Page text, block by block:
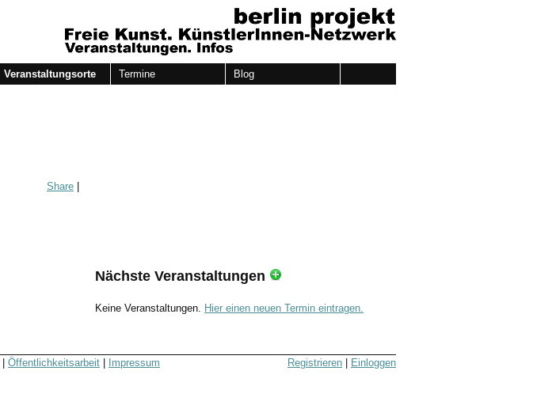
Veranstaltungsorte Termine Blog
Share
Nächste Veranstaltungen
Keine Veranstaltungen. Hier einen neuen Termin eintragen.
Registrieren Einloggen
Öffentlichkeitsarbeit Impressum